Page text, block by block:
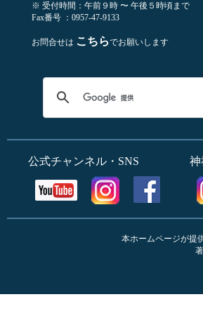
※ 受付時間：午前９時 〜 午後５時頃まで
Fax番号 ：0957-47-9133
お問合せは こちらでお願いします
公式チャンネル・SNS 神
本ホームページが提